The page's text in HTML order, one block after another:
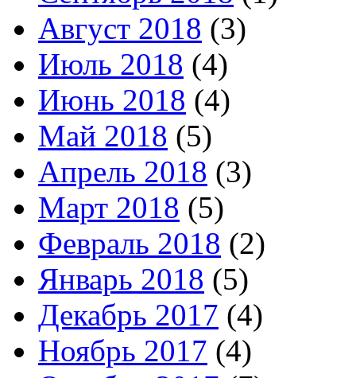
Август 2018 (3)
Июль 2018 (4)
Июнь 2018 (4)
Май 2018 (5)
Апрель 2018 (3)
Март 2018 (5)
Февраль 2018 (2)
Январь 2018 (5)
Декабрь 2017 (4)
Ноябрь 2017 (4)